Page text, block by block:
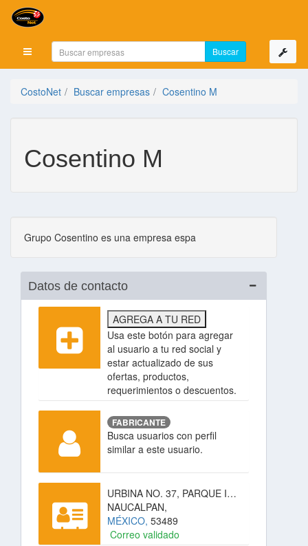
Mostrar menú
CostoNet Buscar empresas Cosentino M
Cosentino M
Grupo Cosentino es una empresa espa
Datos de contacto
AGREGA A TU RED
Usa este botón para agregar
al usuario a tu red social y
estar actualizado de sus
ofertas, productos,
requerimientos o descuentos.
FABRICANTE
Busca usuarios con perfil
similar a este usuario.
URBINA NO. 37, PARQUE INDUSTRIAL NAUCALPAN,
NAUCALPAN,
MÉXICO, 53489
Correo validado